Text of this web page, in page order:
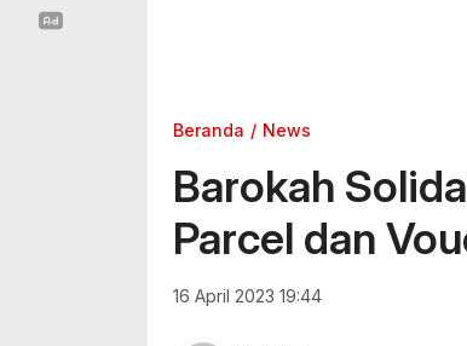
Beranda News
Barokah
Parcel dan
16 April 2023 19:44